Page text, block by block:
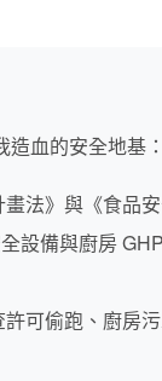
造血的安全地基
法》與《食品
設備與廚房
可偷跑、廚房